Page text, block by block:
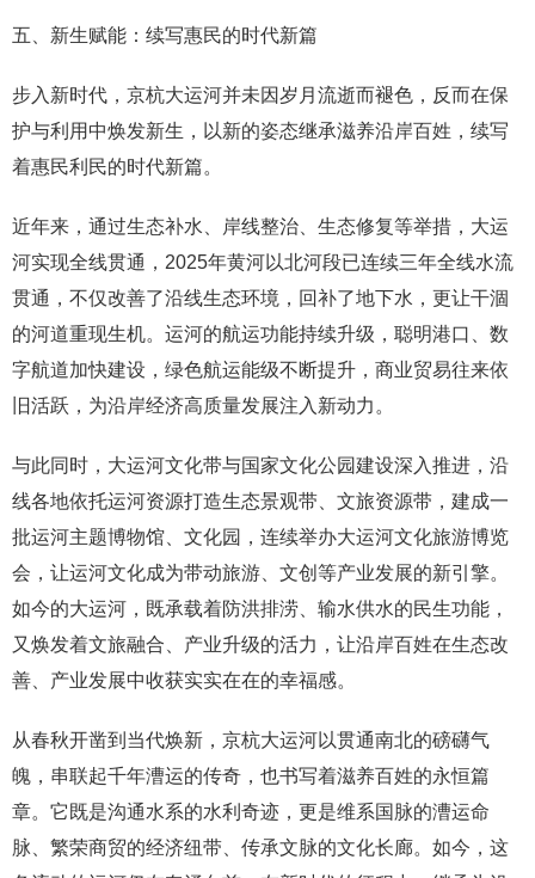
五、新生赋能：续写惠民的时代新篇
步入新时代，京杭大运河并未因岁月流逝而褪色，反而在保
护与利用中焕发新生，以新的姿态继承滋养沿岸百姓，续写
着惠民利民的时代新篇。
近年来，通过生态补水、岸线整治、生态修复等举措，大运
河实现全线贯通，2025年黄河以北河段已连续三年全线水流
贯通，不仅改善了沿线生态环境，回补了地下水，更让干涸
的河道重现生机。运河的航运功能持续升级，聪明港口、数
字航道加快建设，绿色航运能级不断提升，商业贸易往来依
旧活跃，为沿岸经济高质量发展注入新动力。
与此同时，大运河文化带与国家文化公园建设深入推进，沿
线各地依托运河资源打造生态景观带、文旅资源带，建成一
批运河主题博物馆、文化园，连续举办大运河文化旅游博览
会，让运河文化成为带动旅游、文创等产业发展的新引擎。
如今的大运河，既承载着防洪排涝、输水供水的民生功能，
又焕发着文旅融合、产业升级的活力，让沿岸百姓在生态改
善、产业发展中收获实实在在的幸福感。
从春秋开凿到当代焕新，京杭大运河以贯通南北的磅礴气
魄，串联起千年漕运的传奇，也书写着滋养百姓的永恒篇
章。它既是沟通水系的水利奇迹，更是维系国脉的漕运命
脉、繁荣商贸的经济纽带、传承文脉的文化长廊。如今，这